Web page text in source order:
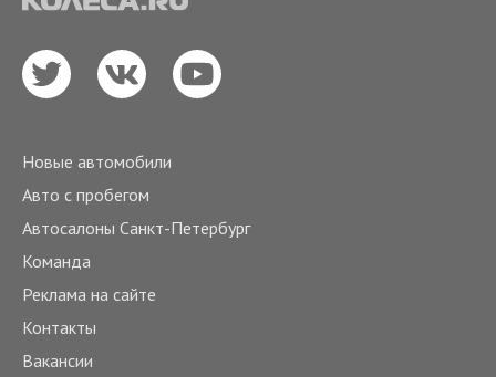
Новые автомобили
Авто с пробегом
Автосалоны Санкт-Петербург
Команда
Реклама на сайте
Контакты
Вакансии